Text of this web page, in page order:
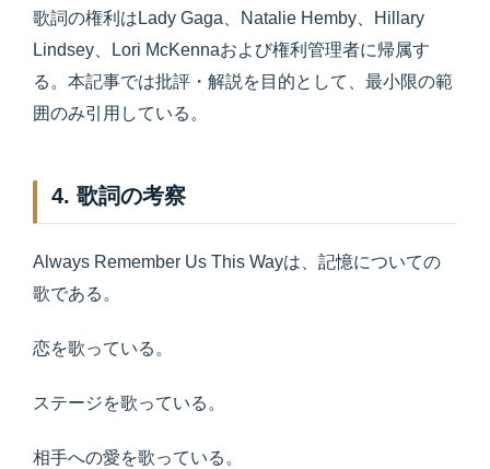
歌詞の権利はLady Gaga、Natalie Hemby、Hillary
Lindsey、Lori McKennaおよび権利管理者に帰属す
る。本記事では批評・解説を目的として、最小限の範
囲のみ引用している。
4. 歌詞の考察
Always Remember Us This Wayは、記憶についての
歌である。
恋を歌っている。
ステージを歌っている。
相手への愛を歌っている。